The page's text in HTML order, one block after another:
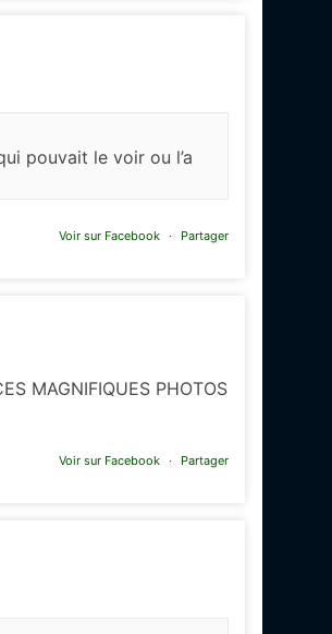
pouvait le voir ou l’a
Voir sur Facebook · Partager
MAGNIFIQUES PHOTOS
Voir sur Facebook · Partager